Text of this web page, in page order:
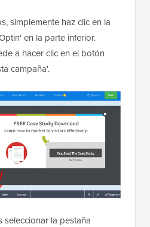
simplemente haz clic en la
en la parte inferior.
a hacer clic en el botón
campaña'.
la pestaña